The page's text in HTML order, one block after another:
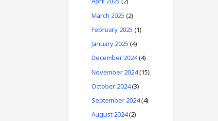
March 2025 (2)
February 2025 (1)
January 2025 (4)
December 2024(4)
November 2024(15)
October 2024(3)
September 2024(4)
August 2024(2)